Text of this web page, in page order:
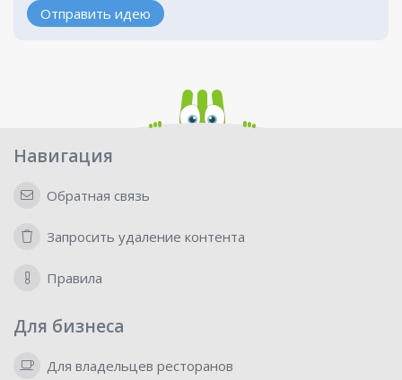
Отправить идею
Навигация
Обратная связь
Запросить удаление контента
Правила
Для бизнеса
Для владельцев ресторанов